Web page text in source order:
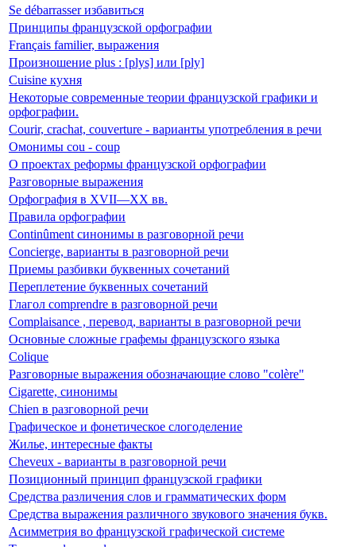
Se débarrasser избавиться
Принципы французской орфографии
Français familier, выражения
Произношение plus : [plys] или [ply]
Cuisine кухня
Некоторые современные теории французской графики и
орфографии.
Courir, crachat, couverture - варианты употребления в речи
Омонимы cou - coup
О проектах реформы французской орфографии
Разговорные выражения
Орфография в XVII—XX вв.
Правила орфографии
Continûment синонимы в разговорной речи
Concierge, варианты в разговорной речи
Приемы разбивки буквенных сочетаний
Переплетение буквенных сочетаний
Глагол comprendre в разговорной речи
Complaisance , перевод, варианты в разговорной речи
Основные сложные графемы французского языка
Colique
Разговорные выражения обозначающие слово "colère"
Cigarette, синонимы
Chien в разговорной речи
Графическое и фонетическое слогоделение
Жилье, интересные факты
Cheveux - варианты в разговорной речи
Позиционный принцип французской графики
Средства различения слов и грамматических форм
Средства выражения различного звукового значения букв.
Асимметрия во французской графической системе